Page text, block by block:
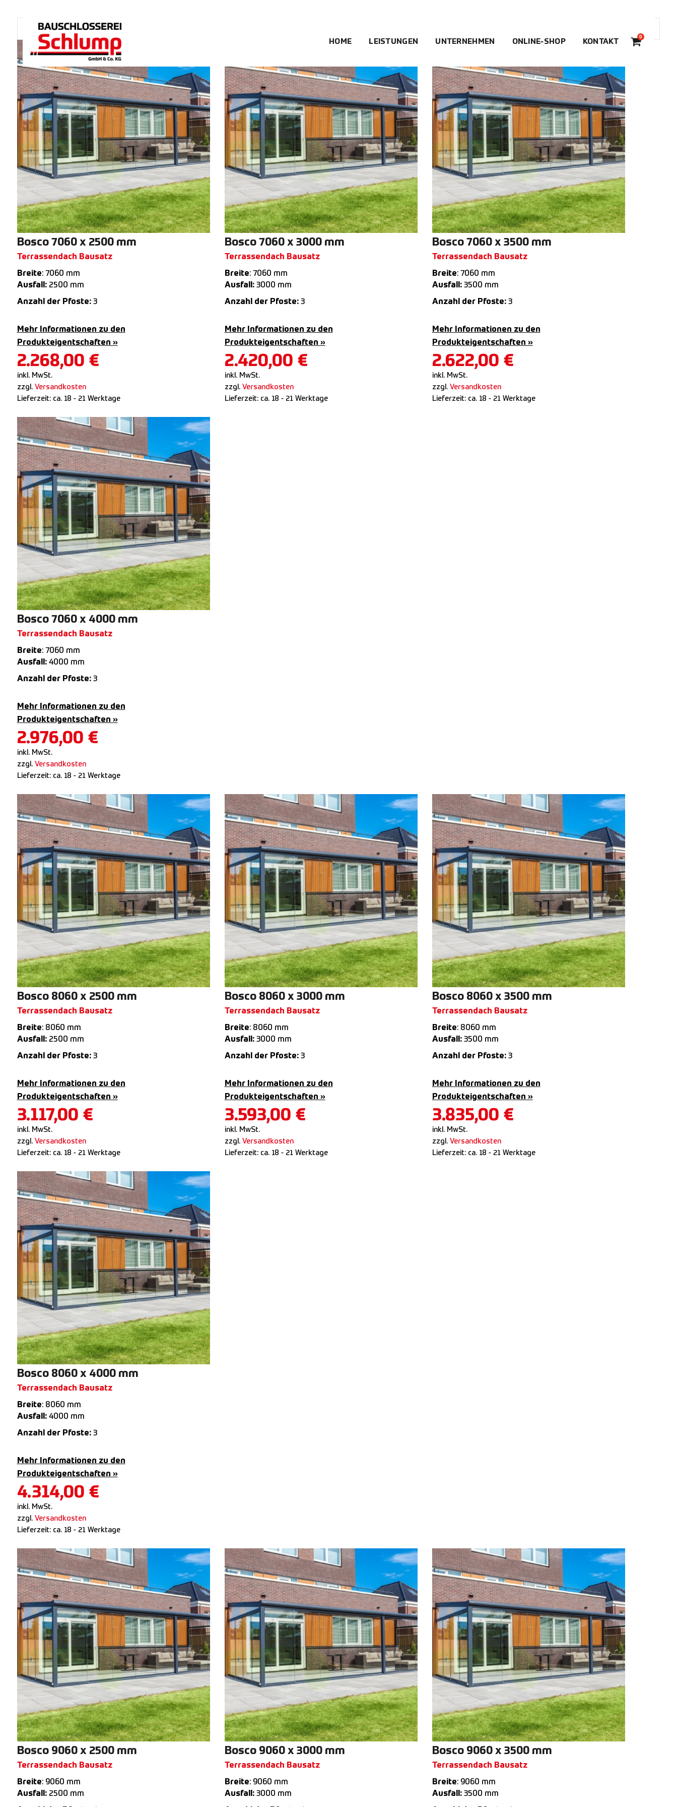
0
HOME LEISTUNGEN UNTERNEHMEN ONLINE-SHOP KONTAKT
Standardsortierung
Bosco 7060 x 2500 mm
Terrassendach Bausatz
Breite: 7060 mm
Ausfall:2500 mm
Anzahl der Pfoste:3
Mehr Informationen zu den
Produkteigentschaften »
2.268,00 €
inkl. MwSt.
zzgl. Versandkosten
Lieferzeit: ca. 18 - 21 Werktage
Bosco 7060 x 3000 mm
Terrassendach Bausatz
Breite: 7060 mm
Ausfall:3000 mm
Anzahl der Pfoste:3
Mehr Informationen zu den
Produkteigentschaften »
2.420,00 €
inkl. MwSt.
zzgl. Versandkosten
Lieferzeit: ca. 18 - 21 Werktage
Bosco 7060 x 3500 mm
Terrassendach Bausatz
Breite: 7060 mm
Ausfall:3500 mm
Anzahl der Pfoste:3
Mehr Informationen zu den
Produkteigentschaften »
2.622,00 €
inkl. MwSt.
zzgl. Versandkosten
Lieferzeit: ca. 18 - 21 Werktage
Bosco 7060 x 4000 mm
Terrassendach Bausatz
Breite: 7060 mm
Ausfall:4000 mm
Anzahl der Pfoste:3
Mehr Informationen zu den
Produkteigentschaften »
2.976,00 €
inkl. MwSt.
zzgl. Versandkosten
Lieferzeit: ca. 18 - 21 Werktage
Bosco 8060 x 2500 mm
Terrassendach Bausatz
Breite: 8060 mm
Ausfall:2500 mm
Anzahl der Pfoste:3
Mehr Informationen zu den
Produkteigentschaften »
3.117,00 €
inkl. MwSt.
zzgl. Versandkosten
Lieferzeit: ca. 18 - 21 Werktage
Bosco 8060 x 3000 mm
Terrassendach Bausatz
Breite: 8060 mm
Ausfall:3000 mm
Anzahl der Pfoste:3
Mehr Informationen zu den
Produkteigentschaften »
3.593,00 €
inkl. MwSt.
zzgl. Versandkosten
Lieferzeit: ca. 18 - 21 Werktage
Bosco 8060 x 3500 mm
Terrassendach Bausatz
Breite: 8060 mm
Ausfall:3500 mm
Anzahl der Pfoste:3
Mehr Informationen zu den
Produkteigentschaften »
3.835,00 €
inkl. MwSt.
zzgl. Versandkosten
Lieferzeit: ca. 18 - 21 Werktage
Bosco 8060 x 4000 mm
Terrassendach Bausatz
Breite: 8060 mm
Ausfall:4000 mm
Anzahl der Pfoste:3
Mehr Informationen zu den
Produkteigentschaften »
4.314,00 €
inkl. MwSt.
zzgl. Versandkosten
Lieferzeit: ca. 18 - 21 Werktage
Bosco 9060 x 2500 mm
Terrassendach Bausatz
Breite: 9060 mm
Ausfall:2500 mm
Bosco 9060 x 3000 mm
Terrassendach Bausatz
Breite: 9060 mm
Ausfall:3000 mm
Bosco 9060 x 3500 mm
Terrassendach Bausatz
Breite: 9060 mm
Ausfall:3500 mm